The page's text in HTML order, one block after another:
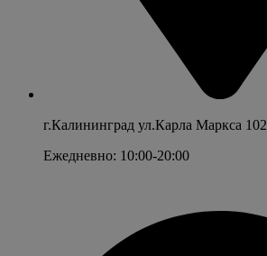
г.Калининград ул.Карла Маркса 102
Ежедневно: 10:00-20:00